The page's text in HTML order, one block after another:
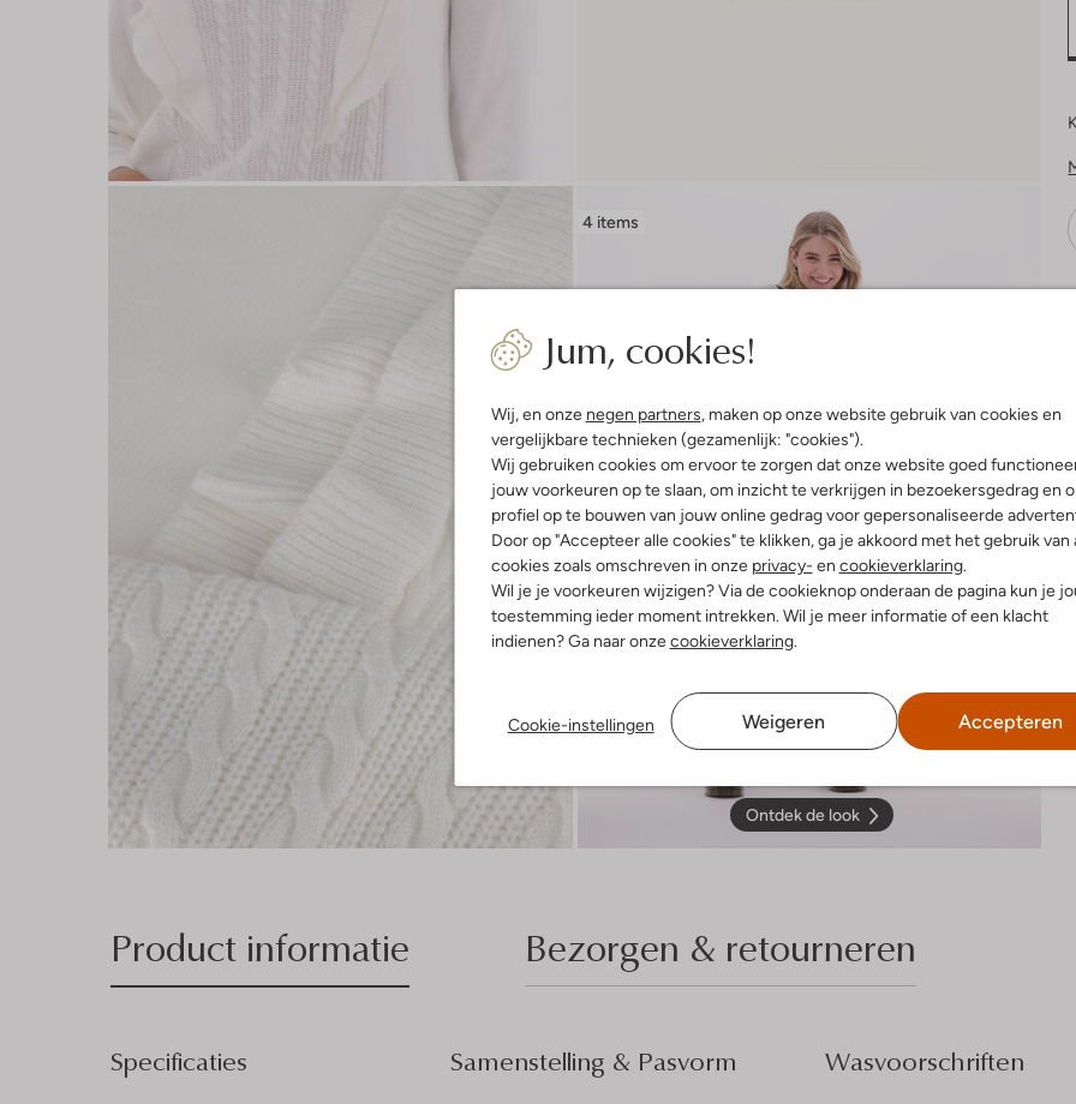
Jum, cookies!
Wij, en onze negen partners, maken op onze website gebruik van cookies en
vergelijkbare technieken (gezamenlijk: "cookies").
Wij gebruiken cookies om ervoor te zorgen dat onze website goed
jouw voorkeuren op te slaan, om inzicht te verkrijgen in bezoekersgedrag en
profiel op te bouwen van jouw online gedrag voor gepersonaliseerde
Door op "Accepteer alle cookies" te klikken, ga je akkoord met het gebruik van
cookies zoals omschreven in onze privacy- en cookieverklaring.
Wil je je voorkeuren wijzigen? Via de cookieknop onderaan de pagina kun je
toestemming ieder moment intrekken. Wil je meer informatie of een klacht
indienen? Ga naar onzecookieverklaring.
Cookie-instellingen Weigeren Accepteren
4 items
Ontdek de look
Product informatie Bezorgen & retourneren
Specificaties Samenstelling & Pasvorm Wasvoorschriften